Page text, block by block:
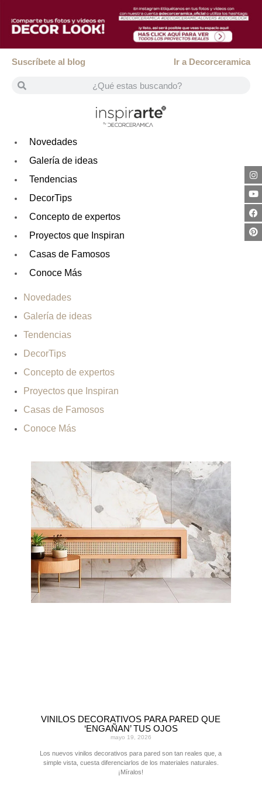
Suscríbete al blog Ir a Decorceramica
Novedades
Galería de ideas
Tendencias
DecorTips
Concepto de expertos
Proyectos que Inspiran
Casas de Famosos
Conoce Más
Novedades
Galería de ideas
Tendencias
DecorTips
Concepto de expertos
Proyectos que Inspiran
Casas de Famosos
Conoce Más
VINILOS DECORATIVOS PARA PARED QUE
‘ENGAÑAN’ TUS OJOS
mayo 19, 2026
Los nuevos vinilos decorativos para pared son tan reales que, a
simple vista, cuesta diferenciarlos de los materiales naturales.
¡Míralos!